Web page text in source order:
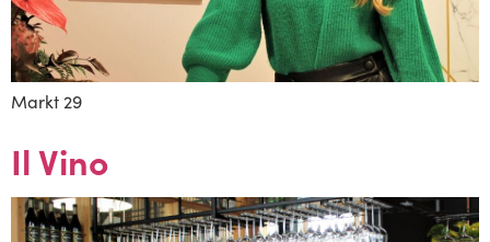
Markt 29
Il Vino